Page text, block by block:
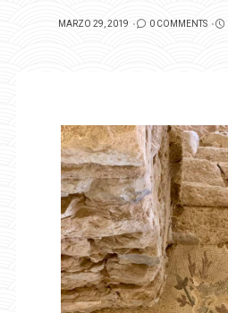
POSTED
MARZO 29, 2019 0 COMMENTS